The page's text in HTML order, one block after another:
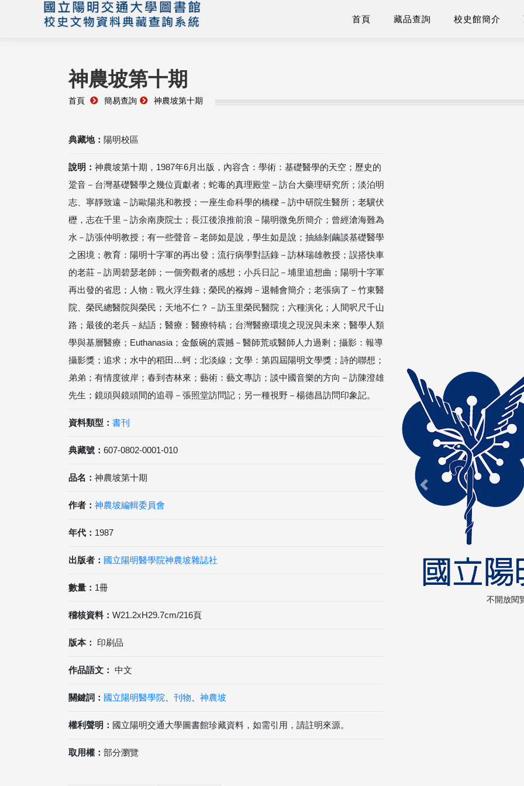
首頁 藏品查詢 校史館簡介
神農坡第十期
首頁 簡易查詢 神農坡第十期
典藏地： 陽明校區
說明： 神農坡第十期，1987年6月出版，內容含：學術：基礎醫學的天空；歷史的
跫音－台灣基礎醫學之幾位貢獻者；蛇毒的真理殿堂－訪台大藥理研究所；淡泊明
志、寧靜致遠－訪歐陽兆和教授；一座生命科學的橋樑－訪中研院生醫所；老驥伏
櫪，志在千里－訪余南庚院士；長江後浪推前浪－陽明微免所簡介；曾經滄海難為
水－訪張仲明教授；有一些聲音－老師如是說，學生如是說；抽絲剝繭談基礎醫學
之困境；教育：陽明十字軍的再出發；流行病學對話錄－訪林瑞雄教授；誤搭快車
的老莊－訪周碧瑟老師；一個旁觀者的感想；小兵日記－埔里追想曲；陽明十字軍
再出發的省思；人物：戰火浮生錄；榮民的褓姆－退輔會簡介；老張病了－竹東醫
院、榮民總醫院與榮民；天地不仁？－訪玉里榮民醫院；六種演化；人間呎尺千山
路；最後的老兵－結語；醫療：醫療特稿；台灣醫療環境之現況與未來；醫學人類
學與基層醫療；Euthanasia；金飯碗的震撼－醫師荒或醫師人力過剩；攝影：報導
攝影獎；追求；水中的稻田…蚵；北淡線；文學：第四屆陽明文學獎；詩的聯想；
弟弟；有情度彼岸；春到杏林來；藝術：藝文專訪；談中國音樂的方向－訪陳澄雄
先生；鏡頭與鏡頭間的追尋－張照堂訪問記；另一種視野－楊德昌訪問印象記。
資料類型： 書刊
典藏號： 607-0802-0001-010
品名： 神農坡第十期
作者： 神農坡編輯委員會
年代： 1987
出版者： 國立陽明醫學院神農坡雜誌社
數量： 1冊
稽核資料： W21.2xH29.7cm/216頁
版本： 印刷品
作品語文： 中文
關鍵詞： 國立陽明醫學院 刊物 神農坡
權利聲明： 國立陽明交通大學圖書館珍藏資料，如需引用，請註明來源。
取用權： 部分瀏覽
Previous
不開放閱